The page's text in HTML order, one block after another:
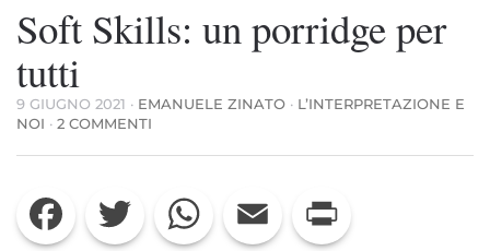
Soft Skills: un porridge per
tutti
9 GIUGNO 2021 · EMANUELE ZINATO · L’INTERPRETAZIONE E
NOI · 2 COMMENTI
SKILLS:
PORRIDGE
PER
TUTTI
Facebook Twitter WhatsApp Email